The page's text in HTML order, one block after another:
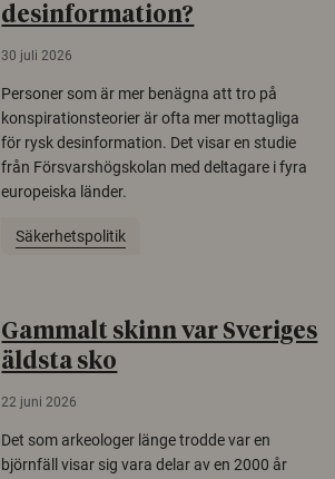
desinformation?
30 juli 2026
Personer som är mer benägna att tro på
konspirationsteorier är ofta mer mottagliga
för rysk desinformation. Det visar en studie
från Försvarshögskolan med deltagare i fyra
europeiska länder.
Säkerhetspolitik
Gammalt skinn var Sveriges
äldsta sko
22 juni 2026
Det som arkeologer länge trodde var en
björnfäll visar sig vara delar av en 2000 år